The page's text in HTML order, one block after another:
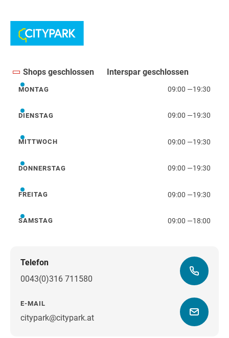
Shops geschlossen Interspar geschlossen
Montag
MONTAG 09:00 —19:30
Dienstag
DIENSTAG 09:00 —19:30
Mittwoch
MITTWOCH 09:00 —19:30
Donnerstag
DONNERSTAG 09:00 —19:30
Freitag
FREITAG 09:00 —19:30
Samstag
SAMSTAG 09:00 —18:00
Telefon
0043(0)316 711580
E-MAIL
citypark@citypark.atWegbeschreibung